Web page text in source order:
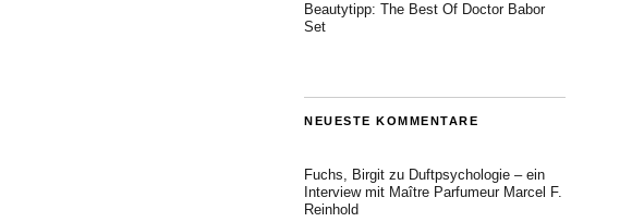
Beautytipp: The Best Of Doctor Babor
Set
NEUESTE KOMMENTARE
Fuchs, Birgit zu Duftpsychologie – ein
Interview mit Maître Parfumeur Marcel F.
Reinhold